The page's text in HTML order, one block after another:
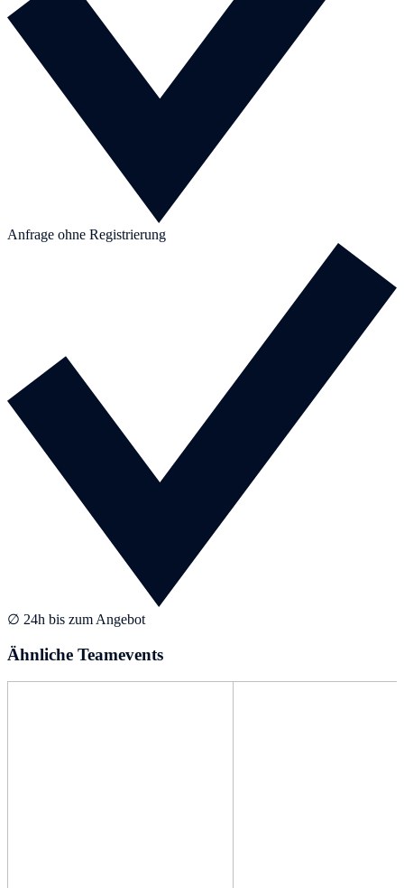
Anfrage ohne Registrierung
∅ 24h bis zum Angebot
Ähnliche Teamevents